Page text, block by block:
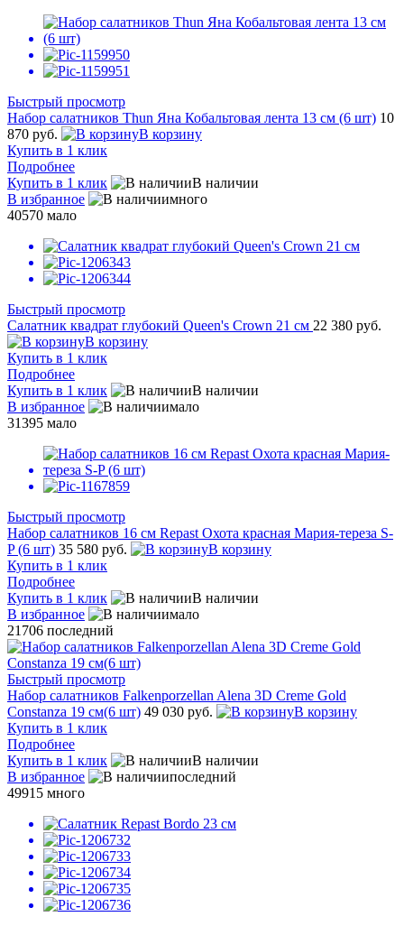
Быстрый просмотр
Набор салатников Thun Яна Кобальтовая лента 13 см (6 шт) 10
870 руб.
В корзину
Купить в 1 клик
Подробнее
Купить в 1 клик
В наличии
В избранное
много
40570 мало
Быстрый просмотр
Салатник квадрат глубокий Queen's Crown 21 см 22 380 руб.
В корзину
Купить в 1 клик
Подробнее
Купить в 1 клик
В наличии
В избранное
мало
31395 мало
Быстрый просмотр
Набор салатников 16 см Repast Охота красная Мария-тереза S-
P (6 шт) 35 580 руб.
В корзину
Купить в 1 клик
Подробнее
Купить в 1 клик
В наличии
В избранное
мало
21706 последний
Быстрый просмотр
Набор салатников Falkenporzellan Alena 3D Creme Gold
Constanza 19 см(6 шт) 49 030 руб.
В корзину
Купить в 1 клик
Подробнее
Купить в 1 клик
В наличии
В избранное
последний
49915 много